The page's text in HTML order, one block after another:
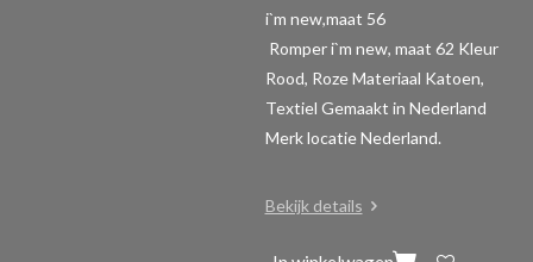
i`m new,maat 56
Romper i`m new, maat 62 Kleur
Rood, Roze Materiaal Katoen,
Textiel Gemaakt in Nederland
Merk locatie Nederland.
Bekijk details